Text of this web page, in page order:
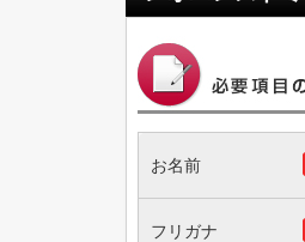
お名前
フリガナ